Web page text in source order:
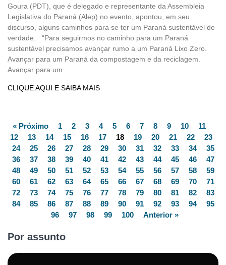
Goura (PDT), que é delegado e representante da Assembleia
Legislativa do Paraná (Alep) no evento, apontou, em seu
discurso, alguns caminhos para se ter um Paraná sustentável de
verdade. “Para seguirmos no caminho para um Paraná
sustentável precisamos avançar rumo a um Paraná Lixo Zero.
Avançar para um Paraná da compostagem e da reciclagem.
Avançar para um
CLIQUE AQUI E SAIBA MAIS
« Próximo 1 2 3 4 5 6 7 8 9 10
11
12
13 14 15 16 17 18 19 20 21 22
23
24
25 26 27 28 29 30 31 32 33 34
35
36
37 38 39 40 41 42 43 44 45 46
47
48
49 50 51 52 53 54 55 56 57 58
59
60
61 62 63 64 65 66 67 68 69 70
71
72
73 74 75 76 77 78 79 80 81 82
83
84
85 86 87 88 89 90 91 92 93 94
95
96
97 98 99 100 Anterior »
Por assunto